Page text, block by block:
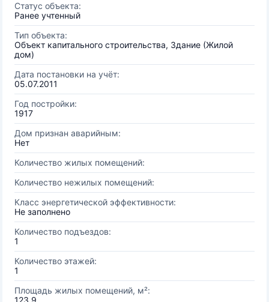
Статус объекта:
Ранее учтенный
Тип объекта:
Объект капитального строительства, Здание (Жилой
дом)
Дата постановки на учёт:
05.07.2011
Год постройки:
1917
Дом признан аварийным:
Нет
Количество жилых помещений:
Количество нежилых помещений:
Класс энергетической эффективности:
Не заполнено
Количество подъездов:
1
Количество этажей:
1
Площадь жилых помещений, м²:
123.9